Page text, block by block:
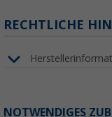
RECHTLICHE
NOTWENDIGES